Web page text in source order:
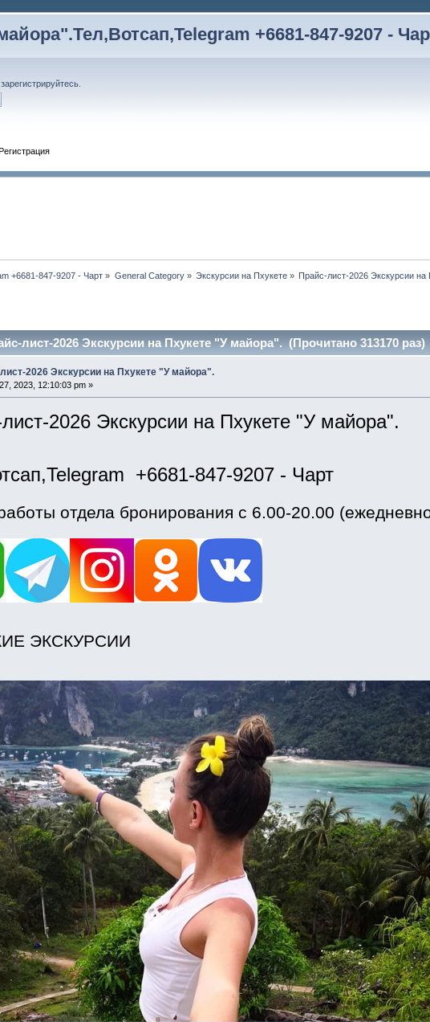
+6681-847-9207 -
зарегистрируйтесь
+6681-847-9207 - Чарт » General Category» Экскурсии на Пхукете » Прайс-лист-2026 Экскурсии
лист-2026 Экскурсии на Пхукете "У майора". (Прочитано 313170 раз)
2026 Экскурсии на Пхукете "У майора".
2023, 12:10:03 pm »
2026 Экскурсии на Пхукете "У майора".
+6681-847-9207 - Чарт
отдела бронирования с 6.00-20.00
ЭКСКУРСИИ